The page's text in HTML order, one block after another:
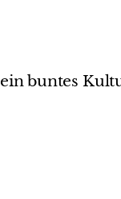
ein buntes